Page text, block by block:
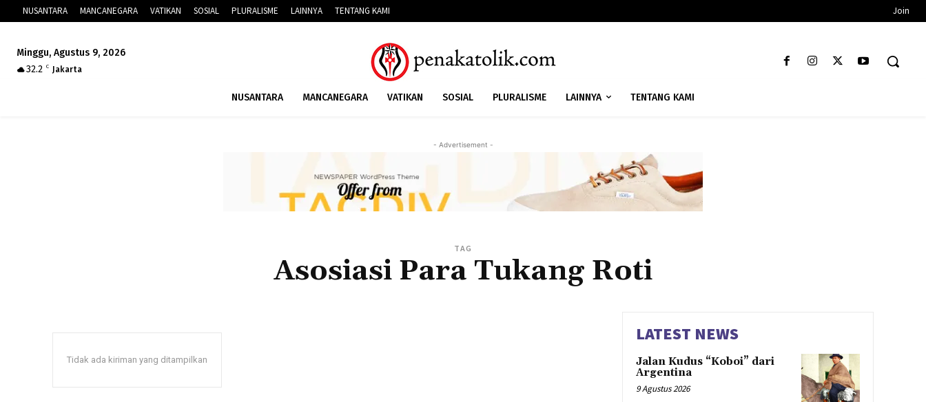
NUSANTARA MANCANEGARA VATIKAN SOSIAL PLURALISME LAINNYA TENTANG KAMI Join
Minggu, Agustus 9, 2026
32.2 C Jakarta
NUSANTARA MANCANEGARA VATIKAN SOSIAL PLURALISME LAINNYA TENTANG KAMI
- Advertisement -
TAG
Asosiasi Para Tukang Roti
Tidak ada kiriman yang ditampilkan
LATEST NEWS
Jalan Kudus “Koboi” dari
Argentina
9 Agustus 2026